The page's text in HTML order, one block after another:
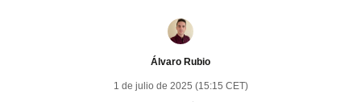
Álvaro Rubio
1 de julio de 2025 (15:15 CET)